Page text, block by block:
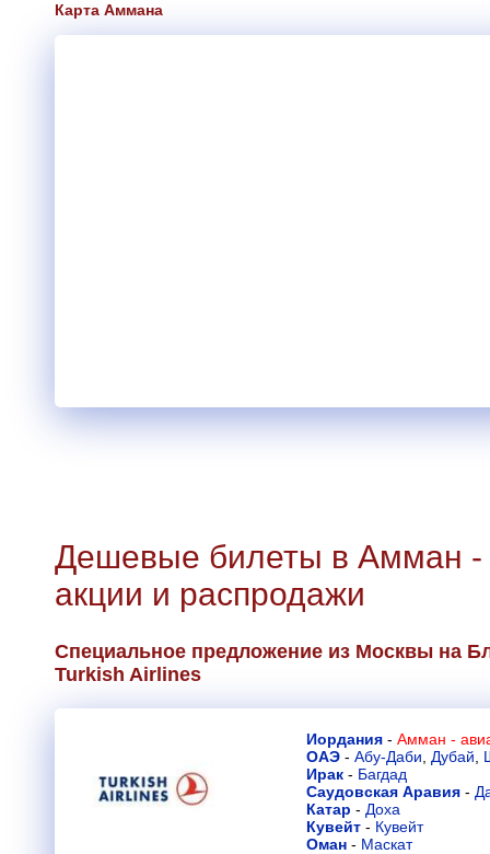
Карта Аммана
Дешевые билеты в Амман -
акции и распродажи
Специальное предложение из Москвы на
Turkish Airlines
Иордания - Амман -
ОАЭ - Абу-Даби Дубай
Ирак - Багдад
Саудовская Аравия -
Катар - Доха
Кувейт - Кувейт
Оман - Маскат